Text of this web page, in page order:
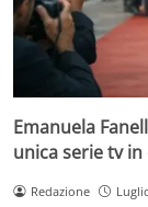
Emanuela
unica serie tv
Redazione